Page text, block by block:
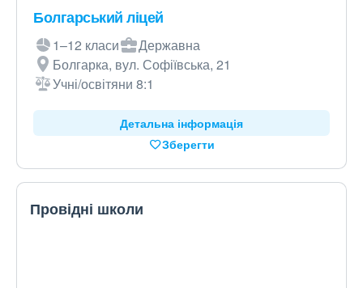
Болгарський ліцей
1–12 класи
Державна
Болгарка, вул. Софіївська, 21
Учні/освітяни 8:1
Детальна інформація
Зберегти
Провідні школи